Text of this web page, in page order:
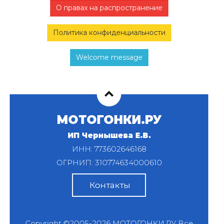
О правах на распространение
Политика конфиденциальности
Welcome message
МОТОГОНКИ.РУ
ИП Чернышева Е.В.
ИНН: 773602646168
ОГРНИП: 310774634000610
Контакты